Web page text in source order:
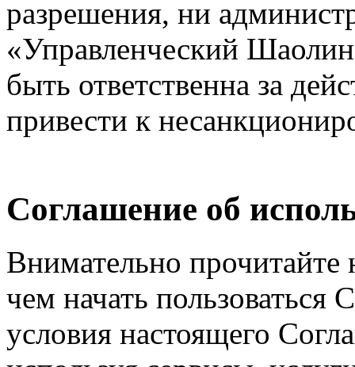
разрешения, ни
«Управленческий
быть ответственна за
привести к
Соглашение об
Внимательно
чем начать
условия настоящего